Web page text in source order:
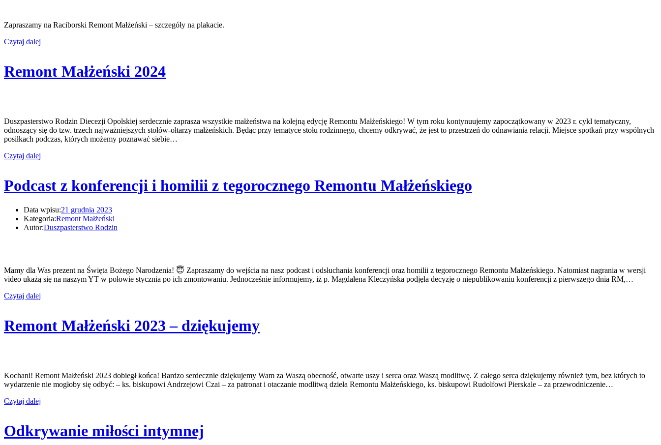
Zapraszamy na Raciborski Remont Małżeński – szczegóły na plakacie.
Czytaj dalej
Remont Małżeński 2024
Duszpasterstwo Rodzin Diecezji Opolskiej serdecznie zaprasza wszystkie małżeństwa na kolejną edycję Remontu Małżeńskiego! W tym roku kontynuujemy zapoczątkowany w 2023 r. cykl tematyczny,
odnoszący się do tzw. trzech najważniejszych stołów-ołtarzy małżeńskich. Będąc przy tematyce stołu rodzinnego, chcemy odkrywać, że jest to przestrzeń do odnawiania relacji. Miejsce spotkań przy wspólnych
posiłkach podczas, których możemy poznawać siebie…
Czytaj dalej
Podcast z konferencji i homilii z tegorocznego Remontu Małżeńskiego
Data wpisu:21 grudnia 2023
Kategoria:Remont Małżeński
Autor:Duszpasterstwo Rodzin
Mamy dla Was prezent na Święta Bożego Narodzenia! 😇 Zapraszamy do wejścia na nasz podcast i odsłuchania konferencji oraz homilii z tegorocznego Remontu Małżeńskiego. Natomiast nagrania w wersji
video ukażą się na naszym YT w połowie stycznia po ich zmontowaniu. Jednocześnie informujemy, iż p. Magdalena Kleczyńska podjęła decyzję o niepublikowaniu konferencji z pierwszego dnia RM,…
Czytaj dalej
Remont Małżeński 2023 – dziękujemy
Kochani! Remont Małżeński 2023 dobiegł końca! Bardzo serdecznie dziękujemy Wam za Waszą obecność, otwarte uszy i serca oraz Waszą modlitwę. Z całego serca dziękujemy również tym, bez których to
wydarzenie nie mogłoby się odbyć: – ks. biskupowi Andrzejowi Czai – za patronat i otaczanie modlitwą dzieła Remontu Małżeńskiego, ks. biskupowi Rudolfowi Pierskale – za przewodniczenie…
Czytaj dalej
Odkrywanie miłości intymnej